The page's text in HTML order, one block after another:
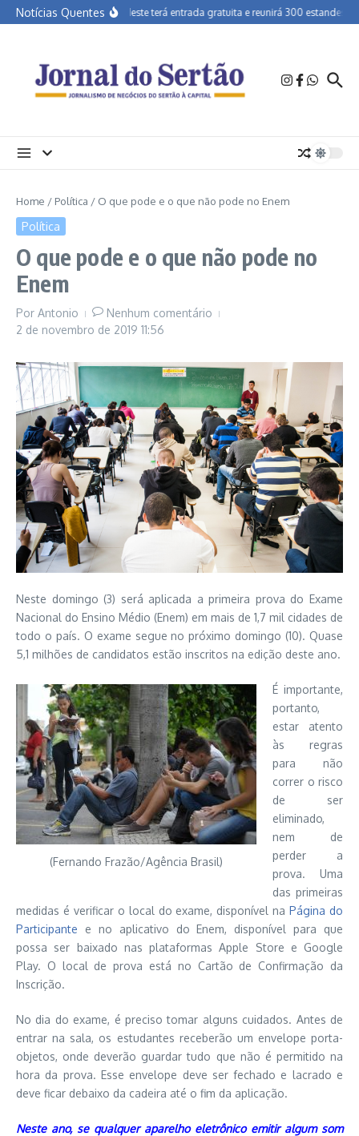
Ir para o conteúdo
Notícias QuentesAgrinordeste terá entrada gratuita e reunirá 300 estandes em
Home / Política / O que pode e o que não pode no Enem
Política
O que pode e o que não pode no
Enem
Por Antonio
Nenhum comentário
2 de novembro de 2019 11:56
Neste domingo (3) será aplicada a primeira prova do Exame
Nacional do Ensino Médio (Enem) em mais de 1,7 mil cidades de
todo o país. O exame segue no próximo domingo (10). Quase
5,1 milhões de candidatos estão inscritos na edição deste ano.
(Fernando Frazão/Agência Brasil)
É importante,
portanto,
estar atento
às regras
para não
correr o risco
de ser
eliminado,
nem de
perder a
prova. Uma
das primeiras
medidas é verificar o local do exame, disponível naPágina do
Participante e no aplicativo do Enem, disponível para que
possa ser baixado nas plataformas Apple Store e Google
Play. O local de prova está no Cartão de Confirmação da
Inscrição.
No dia do exame, é preciso tomar alguns cuidados. Antes de
entrar na sala, os estudantes receberão um envelope porta-
objetos, onde deverão guardar tudo que não é permitido na
hora da prova. Esse envelope deve ser fechado e lacrado e
deve ficar debaixo da cadeira até o fim da aplicação.
Neste ano, se qualquer aparelho eletrônico emitir algum som